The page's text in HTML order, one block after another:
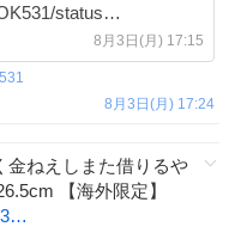
status…
8月3日(月) 17:15
8月3日(月) 17:24
金ねえしまた借りるや
【海外限定】